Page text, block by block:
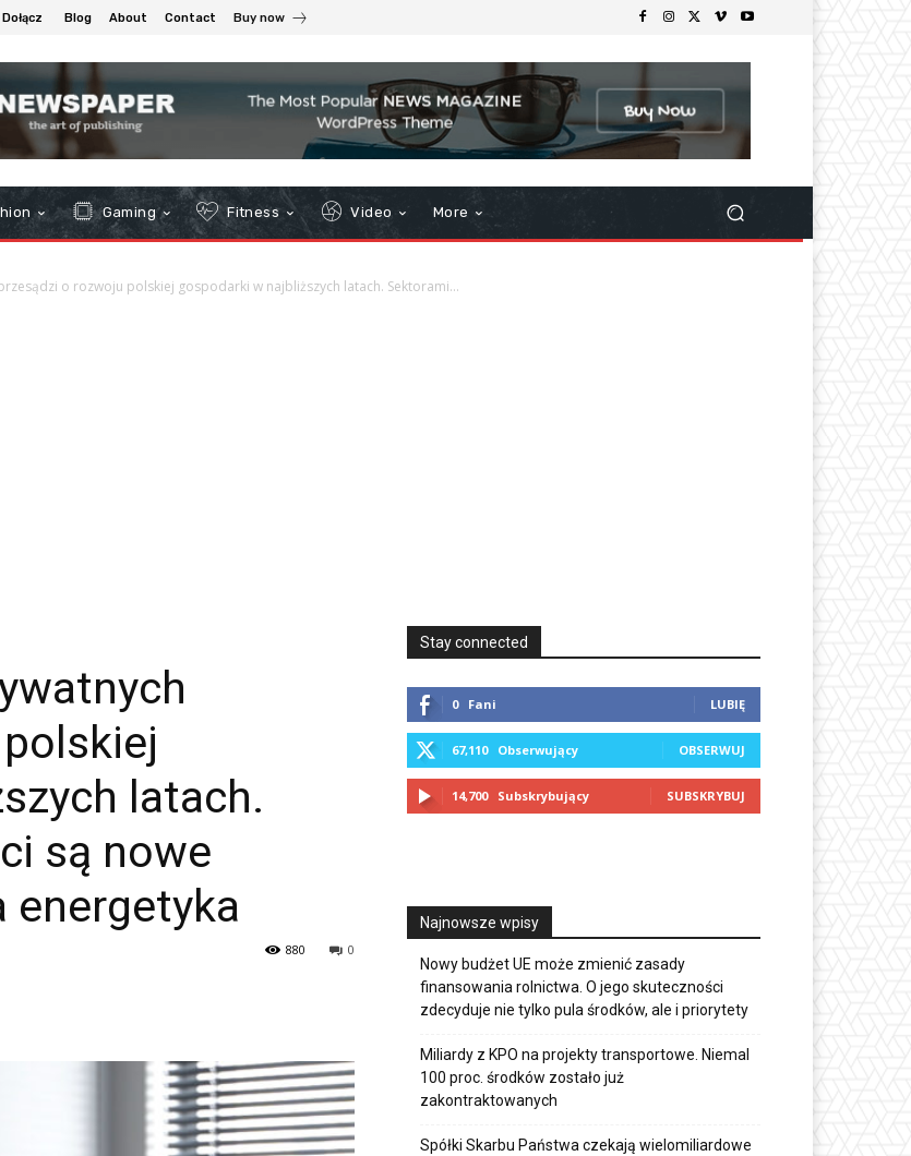
Blog About Contact Buy now
Gaming Fitness Video More
o rozwoju polskiej gospodarki w najbliższych latach. Sektorami...
latach.
są nowe
energetyka
0
880
Stay connected
0 Fani LUBIĘ
67,110 Obserwujący OBSERWUJ
14,700 Subskrybujący SUBSKRYBUJ
Najnowsze wpisy
Nowy budżet UE może zmienić zasady
finansowania rolnictwa. O jego skuteczności
zdecyduje nie tylko pula środków, ale i priorytety
Miliardy z KPO na projekty transportowe. Niemal
100 proc. środków zostało już
zakontraktowanych
Spółki Skarbu Państwa czekają wielomiliardowe